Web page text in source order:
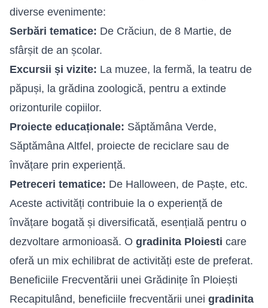
diverse evenimente:
Serbări tematice: De Crăciun, de 8 Martie, de
sfârșit de an școlar.
Excursii și vizite: La muzee, la fermă, la teatru de
păpuși, la grădina zoologică, pentru a extinde
orizonturile copiilor.
Proiecte educaționale: Săptămâna Verde,
Săptămâna Altfel, proiecte de reciclare sau de
învățare prin experiență.
Petreceri tematice: De Halloween, de Paște, etc.
Aceste activități contribuie la o experiență de
învățare bogată și diversificată, esențială pentru o
dezvoltare armonioasă. O gradinita Ploiesti care
oferă un mix echilibrat de activități este de preferat.
Beneficiile Frecventării unei Grădinițe în Ploiești
Recapitulând, beneficiile frecventării unei gradinita